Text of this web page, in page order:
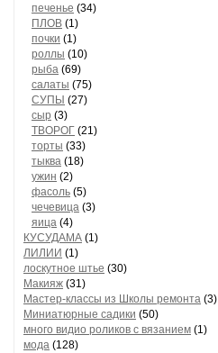
печенье (34)
ПЛОВ (1)
почки (1)
роллы (10)
рыба (69)
салаты (75)
СУПЫ (27)
сыр (3)
ТВОРОГ (21)
торты (33)
тыква (18)
ужин (2)
фасоль (5)
чечевица (3)
яица (4)
КУСУДАМА (1)
ЛИЛИИ (1)
лоскутное штье (30)
Макияж (31)
Мастер-классы из Школы ремонта (3)
Миниатюрные садики (50)
много видио роликов с вязанием (1)
мода (128)